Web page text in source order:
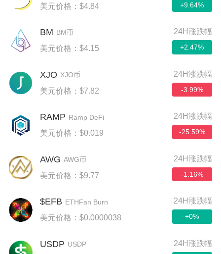
美元价格：$4.84 +9.64%
BM BM币
美元价格：$4.15
24H涨跌幅
+2.47%
XJO XJO币
美元价格：$7.82
24H涨跌幅
-3.99%
RAMP Ramp DeFi
美元价格：$0.019
24H涨跌幅
-25.59%
AWG AWG币
美元价格：$9.77
24H涨跌幅
-1.16%
$EFB ETHFan Burn
美元价格：$0.0000038
24H涨跌幅
+0%
USDP USDP 24H涨跌幅